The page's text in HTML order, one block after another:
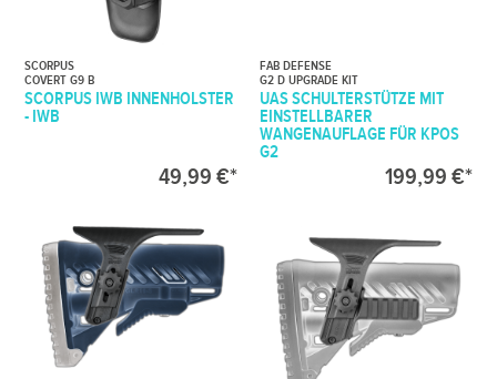
SCORPUS
COVERT G9 B
SCORPUS IWB INNENHOLSTER
- IWB
49,99 €*
FAB DEFENSE
G2 D UPGRADE KIT
UAS SCHULTERSTÜTZE MIT
EINSTELLBARER
WANGENAUFLAGE FÜR KPOS
G2
199,99 €*